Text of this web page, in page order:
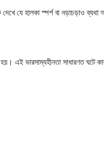
যে হালকা স্পর্শ বা নড়াচড়াও
এই ভারসাম্যহীনতা সাধারণত